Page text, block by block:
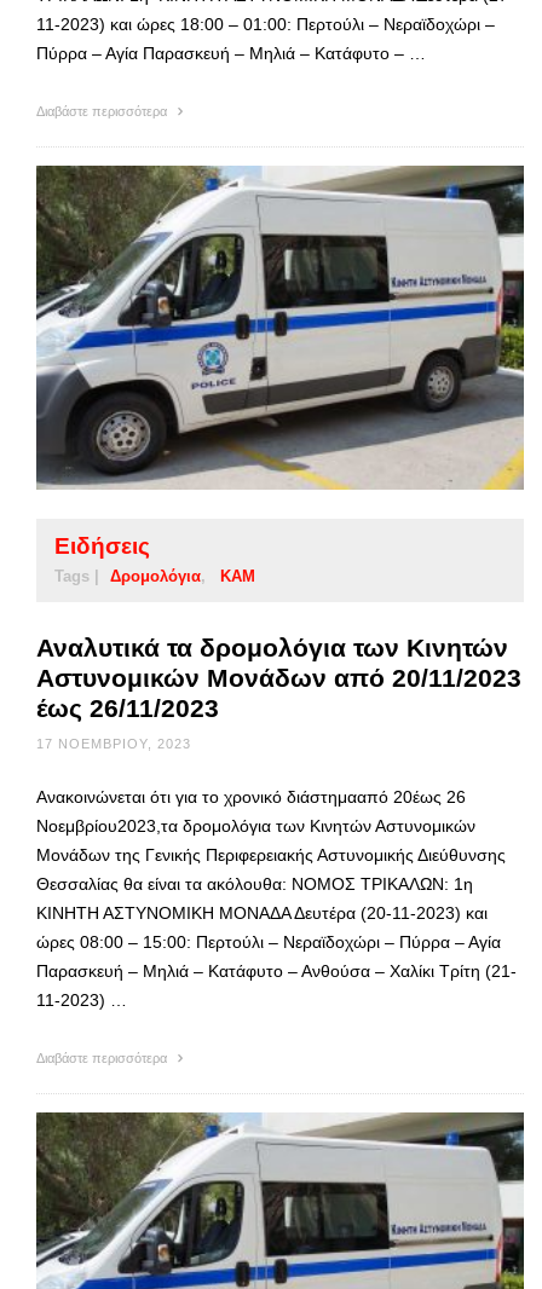
11-2023) και ώρες 18:00 – 01:00: Περτούλι – Νεραϊδοχώρι –
Πύρρα – Αγία Παρασκευή – Μηλιά – Κατάφυτο – …
Διαβάστε περισσότερα
Ειδήσεις
Tags | Δρομολόγια ΚΑΜ
Αναλυτικά τα δρομολόγια των Κινητών
Αστυνομικών Μονάδων από 20/11/2023
έως 26/11/2023
17 ΝΟΕΜΒΡΊΟΥ, 2023
Ανακοινώνεται ότι για το χρονικό διάστημααπό 20έως 26
Νοεμβρίου2023,τα δρομολόγια των Κινητών Αστυνομικών
Μονάδων της Γενικής Περιφερειακής Αστυνομικής Διεύθυνσης
Θεσσαλίας θα είναι τα ακόλουθα: ΝΟΜΟΣ ΤΡΙΚΑΛΩΝ: 1η
ΚΙΝΗΤΗ ΑΣΤΥΝΟΜΙΚΗ ΜΟΝΑΔΑ Δευτέρα (20-11-2023) και
ώρες 08:00 – 15:00: Περτούλι – Νεραϊδοχώρι – Πύρρα – Αγία
Παρασκευή – Μηλιά – Κατάφυτο – Ανθούσα – Χαλίκι Τρίτη (21-
11-2023) …
Διαβάστε περισσότερα